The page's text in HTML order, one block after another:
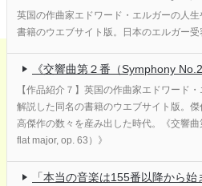
英国の作曲家エドワード・エルガーの人
書籍のウエブサイト版。日本のエルガー
《交響曲第２番（Symphony
【作品紹介７】英国の作曲家エドワード
解説した同名の書籍のウエブサイト版。
高傑作の数々を産み出した時代。《交響
flat major, op. 63）》
「本当の音楽は155番以降から始